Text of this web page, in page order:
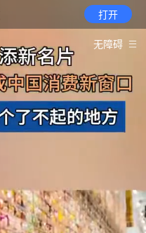
打开
无障碍